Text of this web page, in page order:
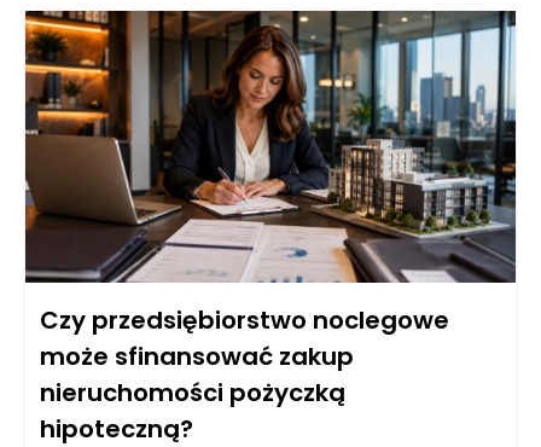
ograniczenia własnego śladu węglowego. Decydując się na
eko wypoczynek, warto zwrócić uwagę na to, jak podróżujemy,
co spożywamy, jakie aktywności wybieramy i jakie przedmioty
zabieramy ze sobą. To kompleksowe podejście pozwala
odpocząć bez wyrzutów sumienia i jednocześnie przyczynia
się do ochrony planety. Odpowiednio zaplanowany eko
wypoczynek daje nie tylko odprężenie, ale także poczucie
sensu – że nawet podczas relaksu możemy działać
odpowiedzialnie i z korzyścią dla świata, który nas otacza.
Czy przedsiębiorstwo noclegowe
może sfinansować zakup
nieruchomości pożyczką
hipoteczną?